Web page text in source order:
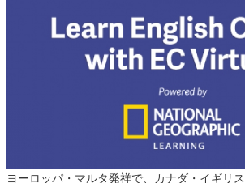
ヨーロッパ・マルタ発祥で、カナダ・イギリ